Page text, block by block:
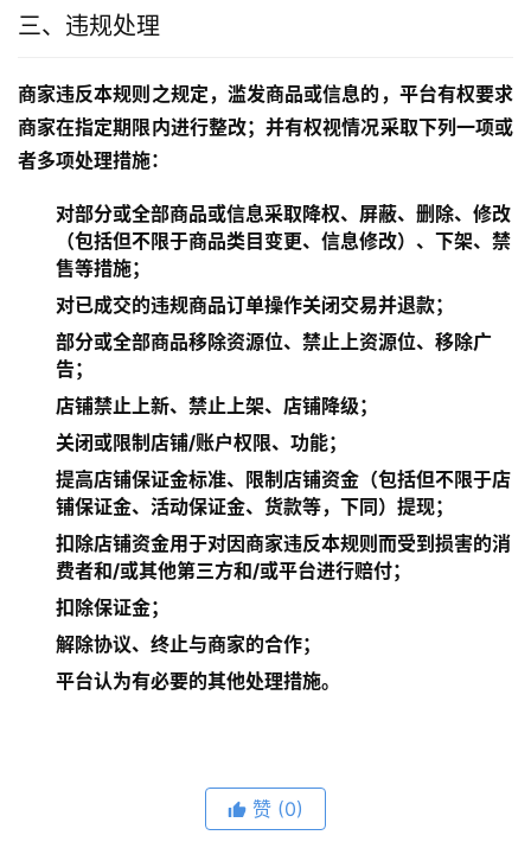
三、违规处理
商家违反本规则之规定，滥发商品或信息的，平台有权要求
商家在指定期限内进行整改；并有权视情况采取下列一项或
者多项处理措施：
对部分或全部商品或信息采取降权、屏蔽、删除、修改
（包括但不限于商品类目变更、信息修改）、下架、禁
售等措施；
对已成交的违规商品订单操作关闭交易并退款；
部分或全部商品移除资源位、禁止上资源位、移除广
告；
店铺禁止上新、禁止上架、店铺降级；
关闭或限制店铺/账户权限、功能；
提高店铺保证金标准、限制店铺资金（包括但不限于店
铺保证金、活动保证金、货款等，下同）提现；
扣除店铺资金用于对因商家违反本规则而受到损害的消
费者和/或其他第三方和/或平台进行赔付；
扣除保证金；
解除协议、终止与商家的合作；
平台认为有必要的其他处理措施。
赞 (0)